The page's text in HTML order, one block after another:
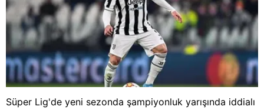
Süper Lig'de yeni sezonda şampiyonluk yarışında iddialı